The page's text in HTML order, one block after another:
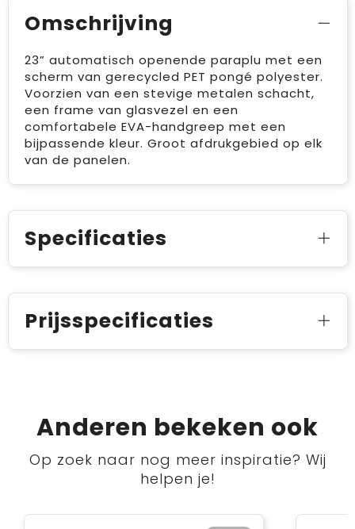
Omschrijving
23” automatisch openende paraplu met een
scherm van gerecycled PET pongé polyester.
Voorzien van een stevige metalen schacht,
een frame van glasvezel en een
comfortabele EVA-handgreep met een
bijpassende kleur. Groot afdrukgebied op elk
van de panelen.
Specificaties
Prijsspecificaties
Anderen bekeken ook
Op zoek naar nog meer inspiratie? Wij
helpen je!